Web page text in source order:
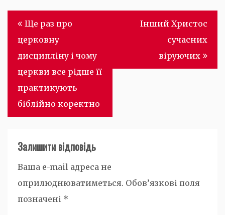
Навігація
записів
Ще раз про
церковну
дисципліну і чому
церкви все рідше її
практикують
біблійно коректно
Інший Христос
сучасних
віруючих
Залишити відповідь
Ваша e-mail адреса не
оприлюднюватиметься. Обов’язкові поля
позначені *